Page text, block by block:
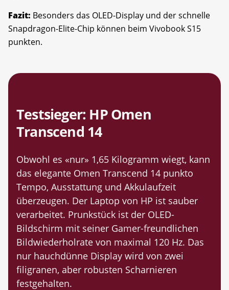
Fazit: Besonders das OLED-Display und der schnelle
Snapdragon-Elite-Chip können beim Vivobook S15
punkten.
Testsieger: HP Omen
Transcend 14
Obwohl es «nur» 1,65 Kilogramm wiegt, kann
das elegante Omen Transcend 14 punkto
Tempo, Ausstattung und Akkulaufzeit
überzeugen. Der Laptop von HP ist sauber
verarbeitet. Prunkstück ist der OLED-
Bildschirm mit seiner Gamer-freundlichen
Bildwiederholrate von maximal 120 Hz. Das
nur hauchdünne Display wird von zwei
filigranen, aber robusten Scharnieren
festgehalten.